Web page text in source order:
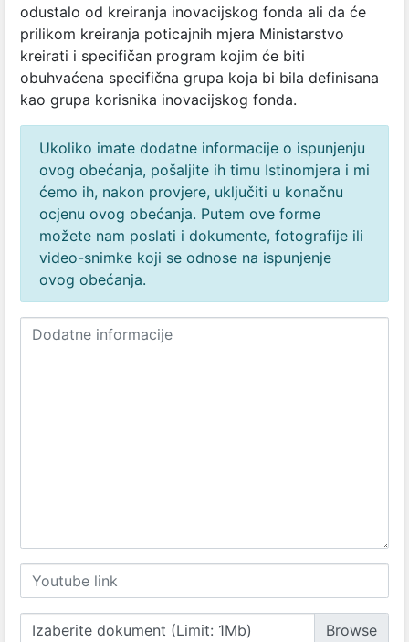
odustalo od kreiranja inovacijskog fonda ali da će
prilikom kreiranja poticajnih mjera Ministarstvo
kreirati i specifičan program kojim će biti
obuhvaćena specifična grupa koja bi bila definisana
kao grupa korisnika inovacijskog fonda.
Ukoliko imate dodatne informacije o ispunjenju
ovog obećanja, pošaljite ih timu Istinomjera i mi
ćemo ih, nakon provjere, uključiti u konačnu
ocjenu ovog obećanja. Putem ove forme
možete nam poslati i dokumente, fotografije ili
video-snimke koji se odnose na ispunjenje
ovog obećanja.
Izaberite dokument (Limit: 1Mb)